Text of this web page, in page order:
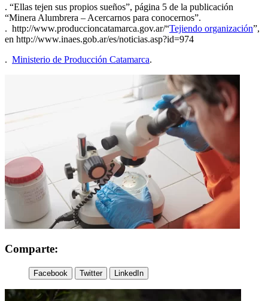
. “Ellas tejen sus propios sueños”, página 5 de la publicación
“Minera Alumbrera – Acercarnos para conocernos”.
. http://www.produccioncatamarca.gov.ar/“Tejiendo organización”,
en http://www.inaes.gob.ar/es/noticias.asp?id=974
. Ministerio de Producción Catamarca.
Comparte:
Facebook Twitter LinkedIn